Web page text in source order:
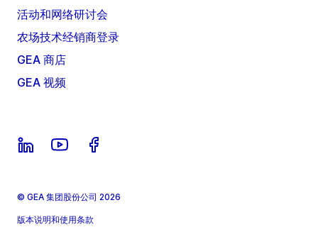
活动和网络研讨会
农场技术经销商登录
GEA 商店
GEA 视频
© GEA 集团股份公司 2026
版本说明和使用条款